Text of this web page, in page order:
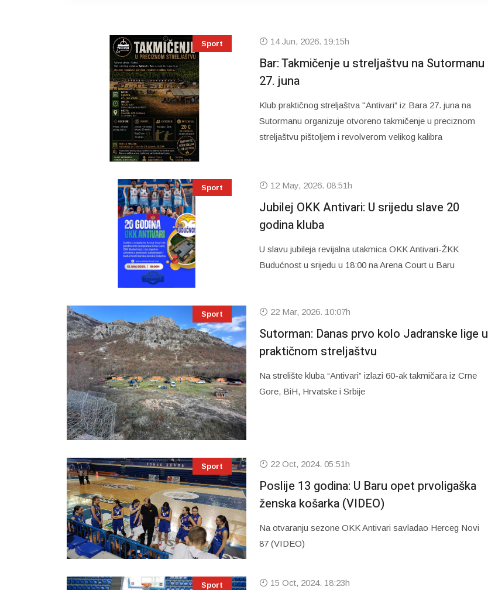
Sport 14 Jun, 2026. 19:15h
Bar: Takmičenje u streljaštvu na Sutormanu
27. juna
Klub praktičnog streljaštva "Antivari“ iz Bara 27. juna na
Sutormanu organizuje otvoreno takmičenje u preciznom
streljaštvu pištoljem i revolverom velikog kalibra
Sport 12 May, 2026. 08:51h
Jubilej OKK Antivari: U srijedu slave 20
godina kluba
U slavu jubileja revijalna utakmica OKK Antivari-ŽKK
Budućnost u srijedu u 18:00 na Arena Court u Baru
Sport 22 Mar, 2026. 10:07h
Sutorman: Danas prvo kolo Jadranske lige u
praktičnom streljaštvu
Na strelište kluba “Antivari” izlazi 60-ak takmičara iz Crne
Gore, BiH, Hrvatske i Srbije
Sport 22 Oct, 2024. 05:51h
Poslije 13 godina: U Baru opet prvoligaška
ženska košarka (VIDEO)
Na otvaranju sezone OKK Antivari savladao Herceg Novi
87 (VIDEO)
Sport 15 Oct, 2024. 18:23h